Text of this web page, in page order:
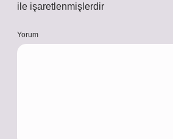
ile işaretlenmişlerdir
Yorum